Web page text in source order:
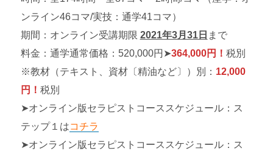
ンライン46コマ/実技：通学41コマ）
期間：オンライン受講期限 2021年3月31日 まで
料金：通学通常価格：520,000円➤364,000円！ 税別
※教材（テキスト、資材〔精油など〕）別： 12,000
円！ 税別
➤オンライン版セラピストコーススケジュール：ス
テップ１はコチラ
➤オンライン版セラピストコーススケジュール：ス